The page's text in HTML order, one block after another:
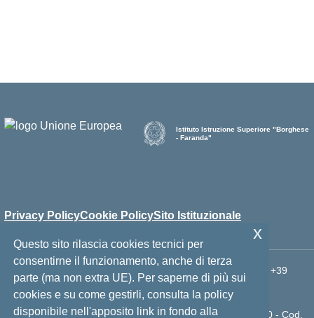
Questo sito rilascia cookies tecnici per
consentirne il funzionamento, anche di terza
parte (ma non extra UE). Per saperne di più sui
cookies e su come gestirli, consulta la policy
disponibile nell'apposito link in fondo alla
x
Istituto Istruzione Superiore "Borghese
- Faranda"
Privacy PolicyCookie PolicySito Istituzionale
Via Mons. A. Ficarra, 98066 - 98066 - Patti (ME) - Telefono: +39
0941 21007 - PEO: meis023001@istruzione.it - PEC:
meis023001@pec.istruzione.it
Cod. Ministeriale: MEIS023001 - Cod. Fiscale: 94014110830 - Cod.